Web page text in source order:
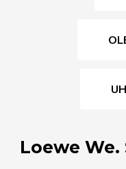
Loewe We.